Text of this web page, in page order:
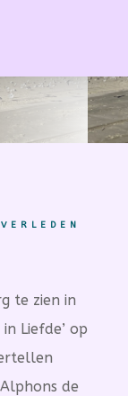
te zien in
Liefde’ op
de